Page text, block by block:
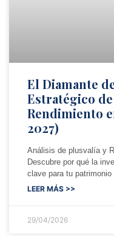
El Diamante
Estratégico
Rendimiento
2027)
Análisis de plusvalía y
Descubre por qué la
clave para tu patrimonio
LEER MÁS >>
29/04/2026